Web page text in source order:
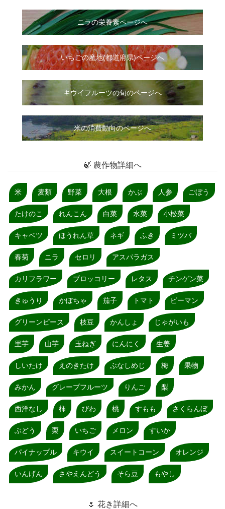
ニラの栄養素ページへ
いちごの産地(都道府県)ページへ
キウイフルーツの旬のページへ
米の消費動向のページへ
🍃 農作物詳細へ
米 麦類 野菜 大根 かぶ 人参 ごぼう
たけのこ れんこん 白菜 水菜 小松菜
キャベツ ほうれん草 ネギ ふき ミツバ
春菊 ニラ セロリ アスパラガス
カリフラワー ブロッコリー レタス チンゲン菜
きゅうり かぼちゃ 茄子 トマト ピーマン
グリーンピース 枝豆 かんしょ じゃがいも
里芋 山芋 玉ねぎ にんにく 生姜
しいたけ えのきたけ ぶなしめじ 梅 果物
みかん グレープフルーツ りんご 梨
西洋なし 柿 びわ 桃 すもも さくらんぼ
ぶどう 栗 いちご メロン すいか
パイナップル キウイ スイートコーン オレンジ
いんげん さやえんどう そら豆 もやし
🌷 花き詳細へ